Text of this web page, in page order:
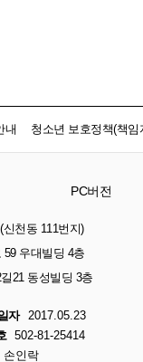
내 청소년 보호정책(책임
PC버전
천동 111번지)
우대빌딩 4층
21 동성빌딩 3층
자
2017.05.23
502-81-25414
손인락